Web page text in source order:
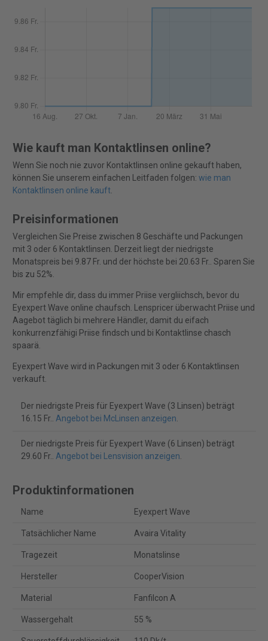
Wie kauft man Kontaktlinsen online?
Wenn Sie noch nie zuvor Kontaktlinsen online gekauft haben,
können Sie unserem einfachen Leitfaden folgen: wie man
Kontaktlinsen online kauft.
Preisinformationen
Vergleichen Sie Preise zwischen 8 Geschäfte und Packungen
mit 3 oder 6 Kontaktlinsen. Derzeit liegt der niedrigste
Monatspreis bei 9.87 Fr. und der höchste bei 20.63 Fr.. Sparen Sie
bis zu 52%.
Mir empfehle dir, dass du immer Priise vergliichsch, bevor du
Eyexpert Wave online chaufsch. Lenspricer überwacht Priise und
Aagebot täglich bi mehrere Händler, damit du eifach
konkurrenzfähigi Priise findsch und bi Kontaktlinse chasch
spaarä.
Eyexpert Wave wird in Packungen mit 3 oder 6 Kontaktlinsen
verkauft.
Der niedrigste Preis für Eyexpert Wave (3 Linsen) beträgt
16.15 Fr.. Angebot bei McLinsen anzeigen.
Der niedrigste Preis für Eyexpert Wave (6 Linsen) beträgt
29.60 Fr.. Angebot bei Lensvision anzeigen.
Produktinformationen
Name Eyexpert Wave
Tatsächlicher Name Avaira Vitality
Tragezeit Monatslinse
Hersteller CooperVision
Material Fanfilcon A
Wassergehalt 55 %